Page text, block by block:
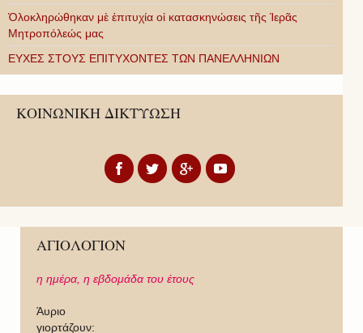
Ὁλοκληρώθηκαν μὲ ἐπιτυχία οἱ κατασκηνώσεις τῆς Ἱερᾶς
Μητροπόλεώς μας
ΕΥΧΕΣ ΣΤΟΥΣ ΕΠΙΤΥΧΟΝΤΕΣ ΤΩΝ ΠΑΝΕΛΛΗΝΙΩΝ
ΚΟΙΝΩΝΙΚΗ ΔΙΚΤΥΩΣΗ
ΑΓΙΟΛΟΓΙΟΝ
η ημέρα, η εβδομάδα του έτους
Άυριο
γιορτάζουν: